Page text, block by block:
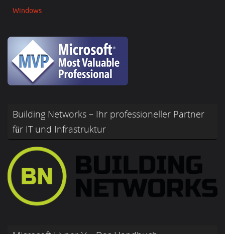
Windows
Building Networks – Ihr professioneller Partner
für IT und Infrastruktur